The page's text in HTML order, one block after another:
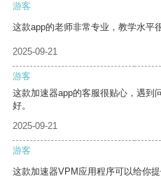
游客
这款app的老师非常专业，教学水平
2025-09-21
游客
这款加速器app的客服很贴心，遇到
好。
2025-09-21
游客
这款加速器VPM应用程序可以给你